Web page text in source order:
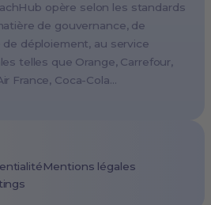
opère selon les standards
de gouvernance, de
déploiement, au service
telles que Orange, Carrefour,
France, Coca-Cola…
Mentions légales